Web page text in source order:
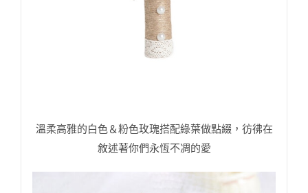
溫柔高雅的白色＆粉色玫瑰搭配綠葉做點綴，彷彿在
敘述著你們永恆不凋的愛